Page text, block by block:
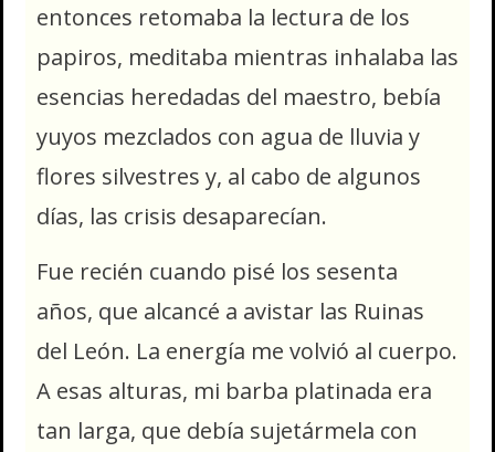
entonces retomaba la lectura de los
papiros, meditaba mientras inhalaba las
esencias heredadas del maestro, bebía
yuyos mezclados con agua de lluvia y
flores silvestres y, al cabo de algunos
días, las crisis desaparecían.
Fue recién cuando pisé los sesenta
años, que alcancé a avistar las Ruinas
del León. La energía me volvió al cuerpo.
A esas alturas, mi barba platinada era
tan larga, que debía sujetármela con